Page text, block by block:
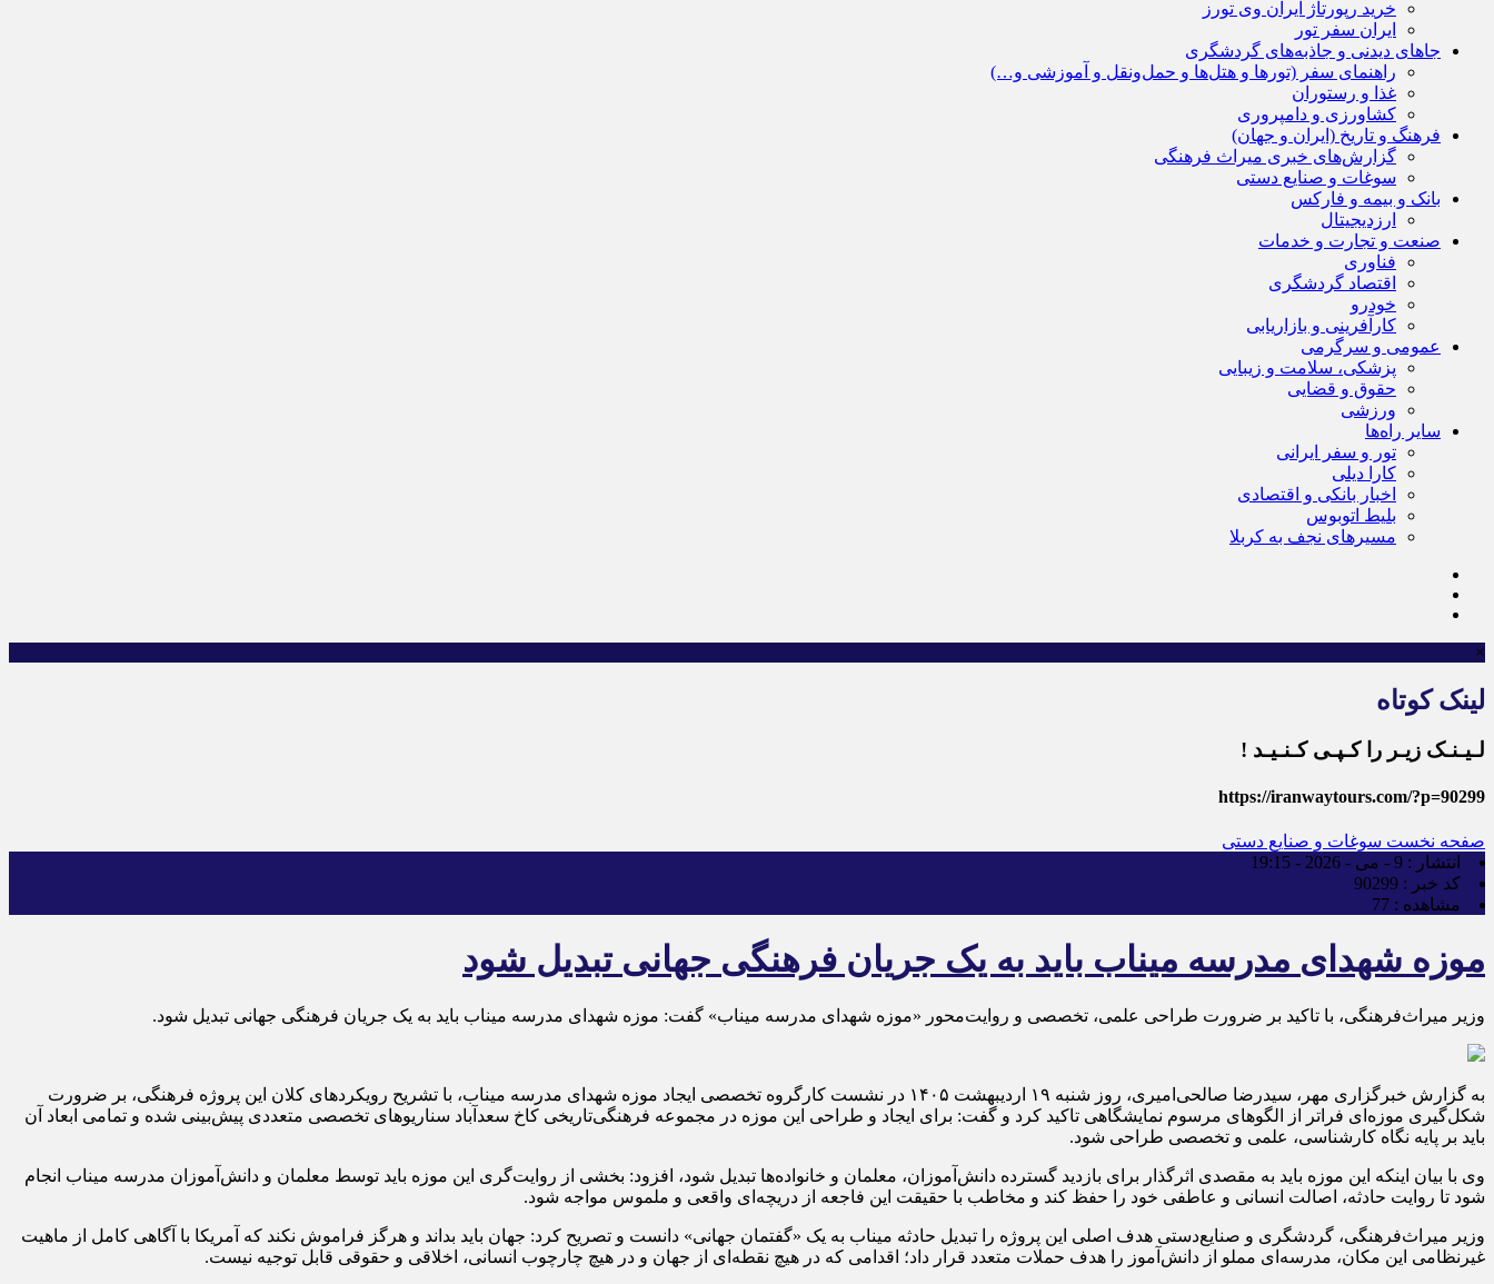
خرید رپورتاژ ایران وی تورز
ایران سفر تور
جاهای دیدنی و جاذبه‌های گردشگری
راهنمای سفر (تورها و هتل‌ها و حمل‌و‌نقل و آموزشی و…)
غذا و رستوران
کشاورزی و دامپروری
فرهنگ و تاریخ (ایران و جهان)
گزارش‌های خبری میراث فرهنگی
سوغات و صنایع دستی
بانک و بیمه و فارکس
ارزدیجیتال
صنعت و تجارت و خدمات
فناوری
اقتصاد گردشگری
خودرو
کارآفرینی و بازاریابی
عمومی و سرگرمی
پزشکی، سلامت و زیبایی
حقوق و قضایی
ورزشی
سایر راه‌ها
تور و سفر ایرانی
کارا دیلی
اخبار بانکی و اقتصادی
بلیط اتوبوس
مسیرهای نجف به کربلا
×
لینک کوتاه
لـیـنـک زیـر را کـپـی کـنـیـد !
https://iranwaytours.com/?p=90299
صفحه نخست سوغات و صنایع دستی
انتشار : 9 - می - 2026 - 19:15
کد خبر : 90299
مشاهده : 77
موزه شهدای مدرسه میناب باید به یک جریان فرهنگی جهانی تبدیل شود
وزیر میراث‌فرهنگی، با تاکید بر ضرورت طراحی علمی، تخصصی و روایت‌محور «موزه شهدای مدرسه میناب» گفت: موزه شهدای مدرسه میناب باید به یک جریان فرهنگی جهانی تبدیل شود.
به گزارش خبرگزاری مهر، سیدرضا صالحی‌امیری، روز شنبه ۱۹ اردیبهشت‌ ۱۴۰۵ در نشست کارگروه تخصصی ایجاد موزه شهدای مدرسه میناب، با تشریح رویکردهای کلان این پروژه فرهنگی، بر ضرورت
شکل‌گیری موزه‌ای فراتر از الگوهای مرسوم نمایشگاهی تاکید کرد و گفت: برای ایجاد و طراحی این موزه در مجموعه فرهنگی‌تاریخی کاخ سعدآباد سناریوهای تخصصی متعددی پیش‌بینی شده و تمامی ابعاد آن
باید بر پایه نگاه کارشناسی، علمی و تخصصی طراحی شود.
وی با بیان اینکه این موزه باید به مقصدی اثرگذار برای بازدید گسترده دانش‌آموزان، معلمان و خانواده‌ها تبدیل شود، افزود: بخشی از روایت‌گری این موزه باید توسط معلمان و دانش‌آموزان مدرسه میناب انجام
شود تا روایت حادثه، اصالت انسانی و عاطفی خود را حفظ کند و مخاطب با حقیقت این فاجعه از دریچه‌ای واقعی و ملموس مواجه شود.
وزیر میراث‌فرهنگی، گردشگری و صنایع‌دستی هدف اصلی این پروژه را تبدیل حادثه میناب به یک «گفتمان جهانی» دانست و تصریح کرد: جهان باید بداند و هرگز فراموش نکند که آمریکا با آگاهی کامل از ماهیت
غیرنظامی این مکان، مدرسه‌ای مملو از دانش‌آموز را هدف حملات متعدد قرار داد؛ اقدامی که در هیچ نقطه‌ای از جهان و در هیچ چارچوب انسانی، اخلاقی و حقوقی قابل توجیه نیست.